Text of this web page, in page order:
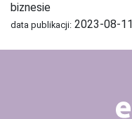
biznesie
data publikacji: 2023-08-11